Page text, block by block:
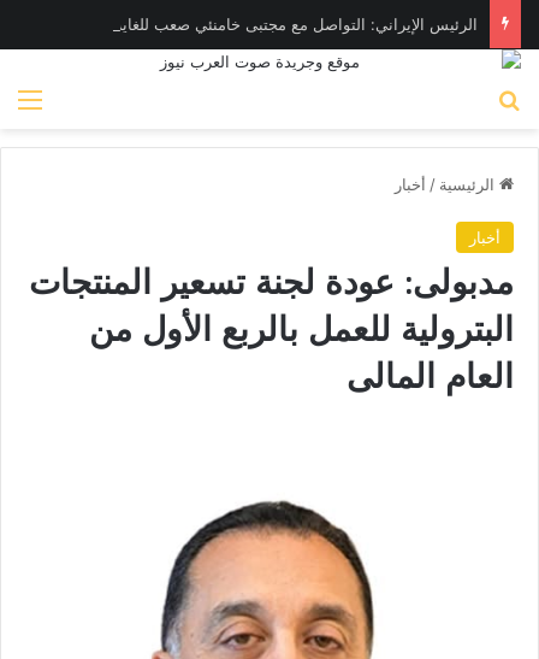
الرئيس الإيراني: التواصل مع مجتبى خامنئي صعب للغاية حالياً
الرئيسية / أخبار
أخبار
مدبولى: عودة لجنة تسعير المنتجات
البترولية للعمل بالربع الأول من
العام المالى